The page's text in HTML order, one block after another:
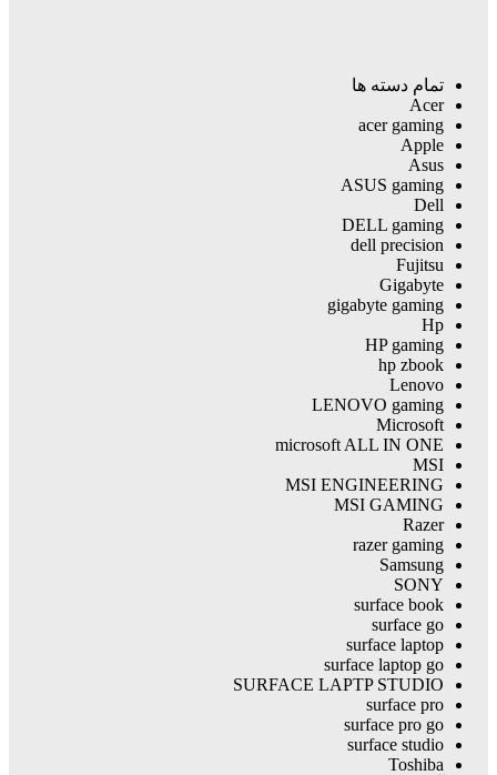
تمام دسته ها
Acer
acer gaming
Apple
Asus
ASUS gaming
Dell
DELL gaming
dell precision
Fujitsu
Gigabyte
gigabyte gaming
Hp
HP gaming
hp zbook
Lenovo
LENOVO gaming
Microsoft
microsoft ALL IN ONE
MSI
MSI ENGINEERING
MSI GAMING
Razer
razer gaming
Samsung
SONY
surface book
surface go
surface laptop
surface laptop go
SURFACE LAPTP STUDIO
surface pro
surface pro go
surface studio
Toshiba